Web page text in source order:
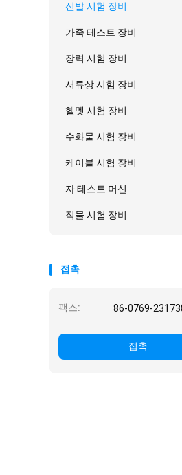
신발 시험 장비
가죽 테스트 장비
장력 시험 장비
서류상 시험 장비
헬멧 시험 장비
수화물 시험 장비
케이블 시험 장비
자 테스트 머신
직물 시험 장비
접촉
팩스: 86-0769-
접촉